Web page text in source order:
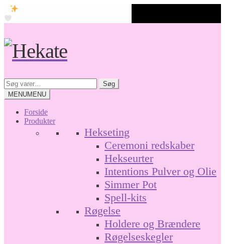
navigation
indhold
Søg
efter:
Søg
MENUMENU
Forside
Produkter
Hekseting
Ceremoni redskaber
Hekseurter
Intentions Pulver og Olie
Simmer Pot
Spell-kits
Røgelse
Holdere og Brændere
Røgelseskegler